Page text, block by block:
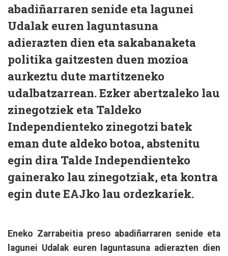
abadiñarraren senide eta lagunei
Udalak euren laguntasuna
adierazten dien eta sakabanaketa
politika gaitzesten duen mozioa
aurkeztu dute martitzeneko
udalbatzarrean. Ezker abertzaleko lau
zinegotziek eta Taldeko
Independienteko zinegotzi batek
eman dute aldeko botoa, abstenitu
egin dira Talde Independienteko
gainerako lau zinegotziak, eta kontra
egin dute EAJko lau ordezkariek.
Eneko Zarrabeitia preso abadiñarraren senide eta
lagunei Udalak euren laguntasuna adierazten dien